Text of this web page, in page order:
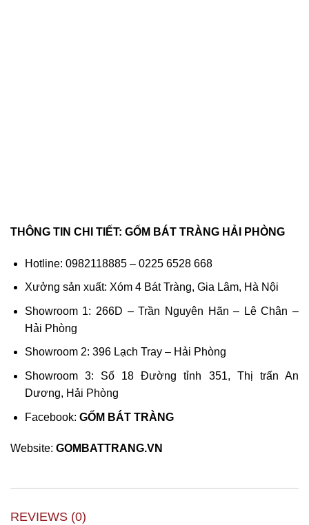
THÔNG TIN CHI TIẾT: GỐM BÁT TRÀNG HẢI PHÒNG
Hotline: 0982118885 – 0225 6528 668
Xưởng sản xuất: Xóm 4 Bát Tràng, Gia Lâm, Hà Nội
Showroom 1: 266D – Trần Nguyên Hãn – Lê Chân –
Hải Phòng
Showroom 2: 396 Lạch Tray – Hải Phòng
Showroom 3: Số 18 Đường tỉnh 351, Thị trấn An
Dương, Hải Phòng
Facebook: GỐM BÁT TRÀNG
Website: GOMBATTRANG.VN
REVIEWS (0)